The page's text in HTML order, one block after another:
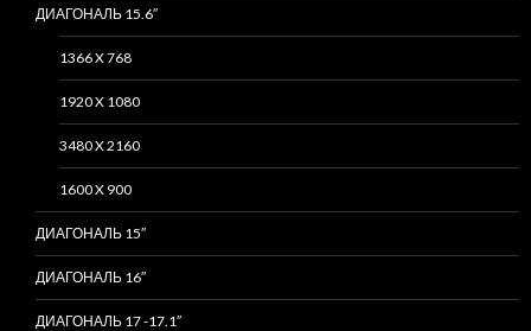
ДИАГОНАЛЬ 15.6″
1366 X 768
1920 X 1080
3480 X 2160
1600 X 900
ДИАГОНАЛЬ 15″
ДИАГОНАЛЬ 16″
ДИАГОНАЛЬ 17 -17.1″